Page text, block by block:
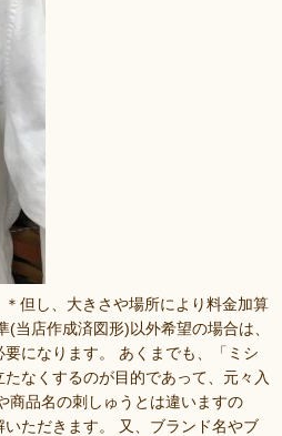
但し、大きさや場所により料金加算
(当店作成済図形)以外希望の場合は、
になります。 あくまでも、「ミシ
なくするのが目的であって、元々入
商品名の刺しゅうとは違いますの
いただきます。 又、ブランド名やブ